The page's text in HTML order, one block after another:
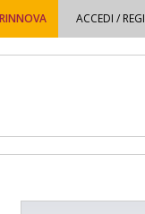
ACCEDI /